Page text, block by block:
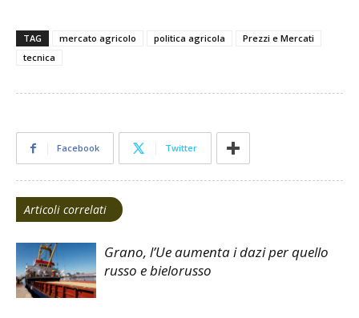
TAG mercato agricolo politica agricola
Prezzi e Mercati
tecnica
Facebook Twitter
Articoli correlati
Grano, l’Ue aumenta i dazi per quello
russo e bielorusso